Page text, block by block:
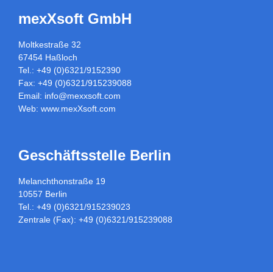
mexXsoft GmbH
Moltkestraße 32
67454 Haßloch
Tel.: +49 (0)6321/9152390
Fax: +49 (0)6321/915239088
Email: info@mexxsoft.com
Web: www.mexXsoft.com
Geschäftsstelle Berlin
Melanchthonstraße 19
10557 Berlin
Tel.: +49 (0)6321/915239023
Zentrale (Fax): +49 (0)6321/915239088